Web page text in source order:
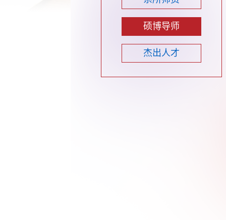
硕博导师
杰出人才